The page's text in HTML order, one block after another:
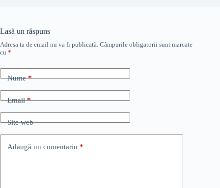
Lasă un răspuns
Adresa ta de email nu va fi publicată. Câmpurile obligatorii sunt marcate
cu *
Nume*
Email*
Site web
Adaugă un comentariu *